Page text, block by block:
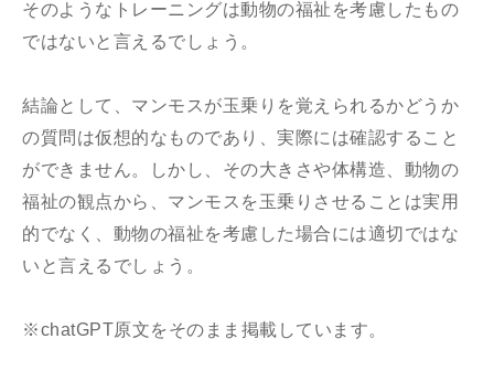
そのようなトレーニングは動物の福祉を考慮したもの
ではないと言えるでしょう。
結論として、マンモスが玉乗りを覚えられるかどうか
の質問は仮想的なものであり、実際には確認すること
ができません。しかし、その大きさや体構造、動物の
福祉の観点から、マンモスを玉乗りさせることは実用
的でなく、動物の福祉を考慮した場合には適切ではな
いと言えるでしょう。
※chatGPT原文をそのまま掲載しています。